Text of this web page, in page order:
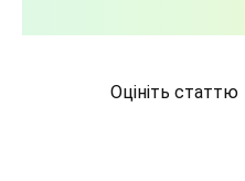
Оцініть статтю